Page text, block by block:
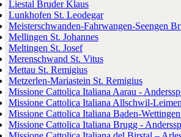
Liestal Bruder Klaus
Lunkhofen St. Leodegar
Meisterschwanden-Fahrwangen-Seengen
Mellingen St. Johannes
Meltingen St. Josef
Merenschwand St. Vitus
Mettau St. Remigius
Metzerlen-Mariastein St. Remigius
Missione Cattolica Italiana Aarau -
Missione Cattolica Italiana Allschwil-
Missione Cattolica Italiana Baden-
Missione Cattolica Italiana Brugg -